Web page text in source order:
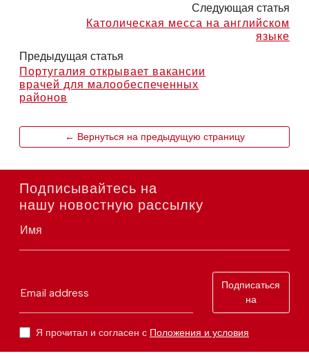
Следующая статья
Католическая месса на английском
языке
Предыдущая статья
Португалия открывает вакансии
врачей для малообеспеченных
районов
← Вернуться на предыдущую страницу
Подписывайтесь на
нашу новостную рассылку
Имя
Email address
Подписаться
на
Я прочитал и согласен с Положения и условия